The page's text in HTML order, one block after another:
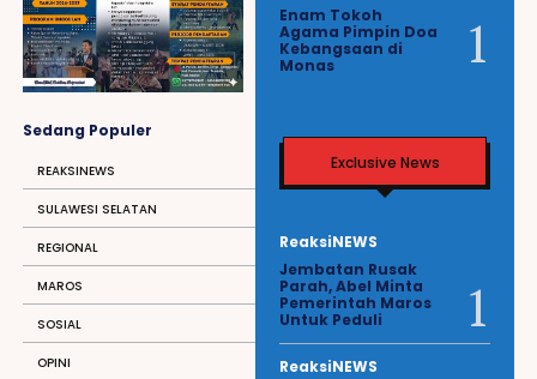
Sedang Populer
REAKSINEWS
SULAWESI SELATAN
REGIONAL
MAROS
SOSIAL
OPINI
Enam Tokoh
Agama Pimpin Doa
Kebangsaan di
Monas
Exclusive News
ReaksiNEWS
Jembatan Rusak
Parah, Abel Minta
Pemerintah Maros
Untuk Peduli
ReaksiNEWS